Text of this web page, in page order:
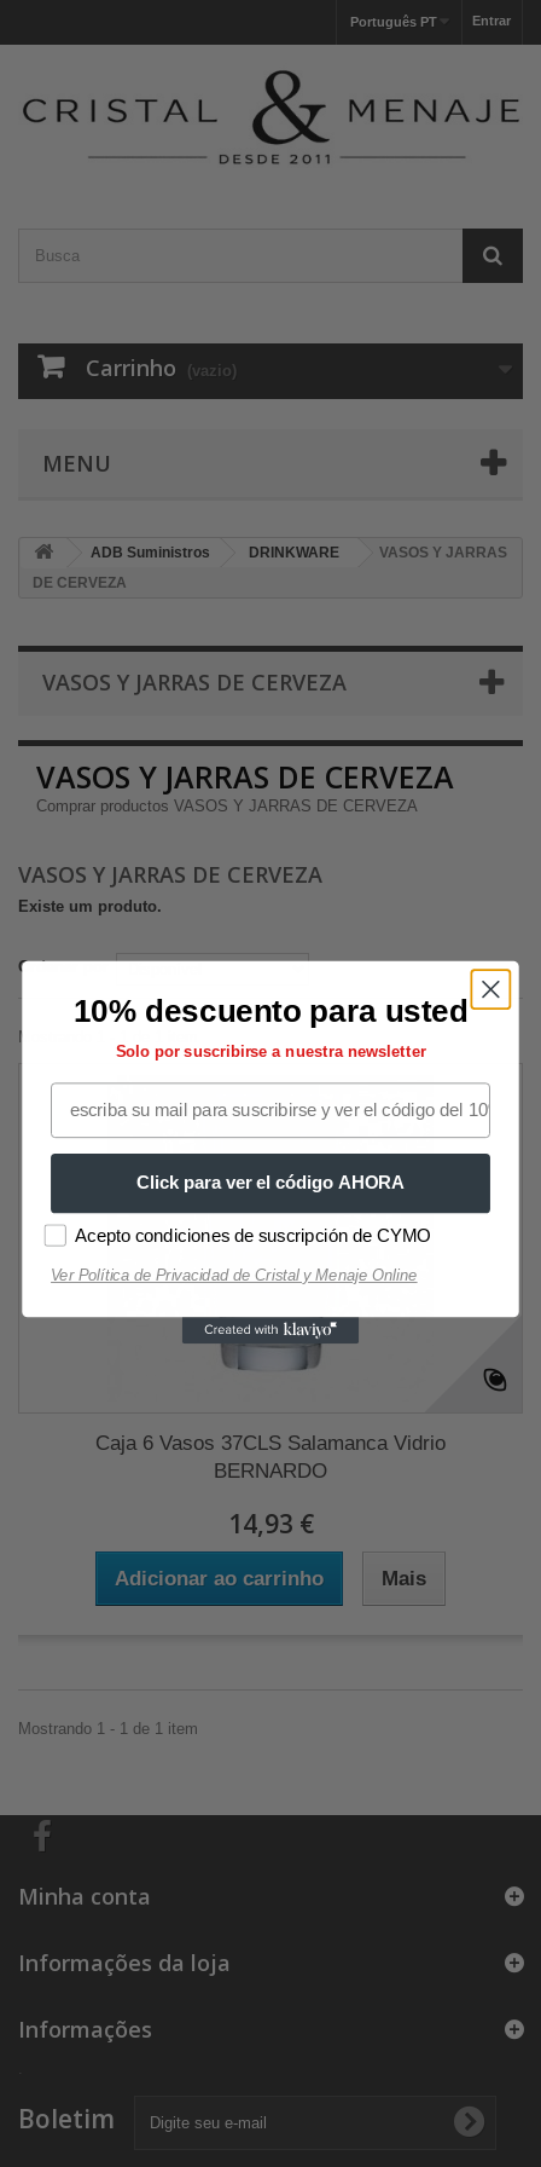
Entrar
Português PT
Carrinho (vazio)
MENU
ADB Suministros DRINKWARE
VASOS Y JARRAS
DE CERVEZA
VASOS Y JARRAS DE CERVEZA
VASOS Y JARRAS DE CERVEZA
Comprar productos VASOS Y JARRAS DE CERVEZA
VASOS Y JARRAS DE CERVEZA
Existe um produto.
Ordenar por
Mostrando 1 - 1 de 1 item
Caja 6 Vasos 37CLS Salamanca Vidrio
BERNARDO
14,93 €
Adicionar ao carrinho Mais
Mostrando 1 - 1 de 1 item
Minha conta
Informações da loja
Informações
Boletim
10% descuento para usted
Solo por suscribirse a nuestra newsletter
Click para ver el código AHORA
Acepto condiciones de suscripción de CYMO
Ver Política de Privacidad de Cristal y Menaje Online